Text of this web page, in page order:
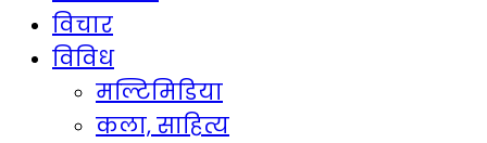
विचार
विविध
मल्टिमिडिया
कला, साहित्य